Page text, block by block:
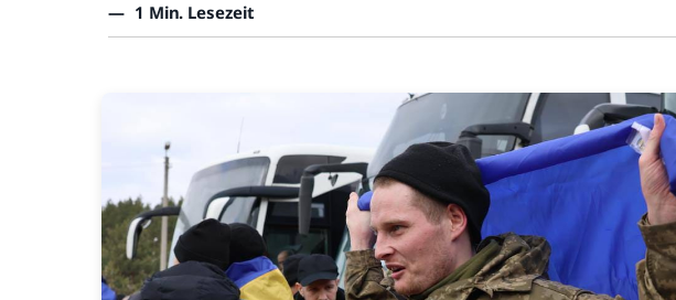
— 1 Min. Lesezeit